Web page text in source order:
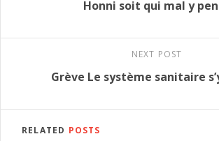
Honni soit qui mal y
NEXT POST
Grève Le système sanitaire
RELATED POSTS